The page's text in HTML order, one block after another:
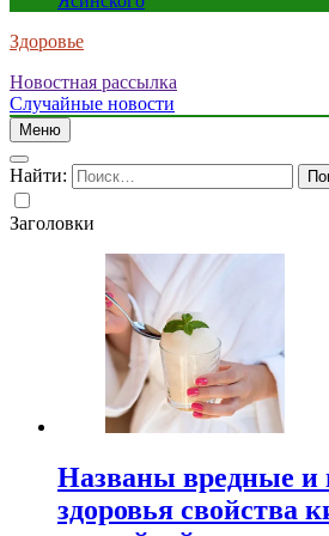
Здоровье
Новостная рассылка
Случайные новости
Меню
Найти:
Заголовки
Названы вредные и
здоровья свойства